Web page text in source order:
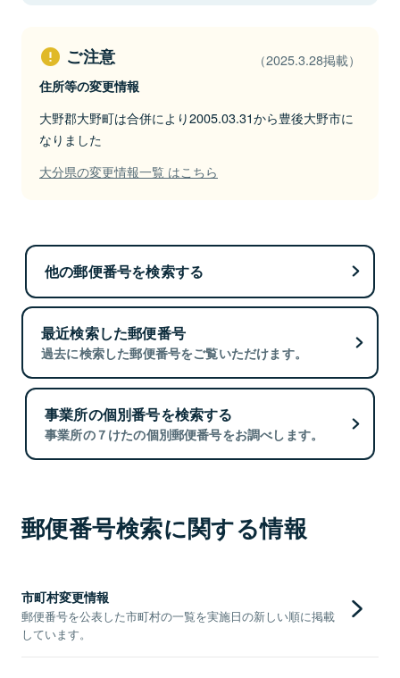
ご注意 （2025.3.28掲載）
住所等の変更情報
大野郡大野町は合併により2005.03.31から豊後大野市に
なりました
大分県の変更情報一覧 はこちら
他の郵便番号を検索する
最近検索した郵便番号
過去に検索した郵便番号をご覧いただけます。
事業所の個別番号を検索する
事業所の７けたの個別郵便番号をお調べします。
郵便番号検索に関する情報
市町村変更情報
郵便番号を公表した市町村の一覧を実施日の新しい順に掲載
しています。